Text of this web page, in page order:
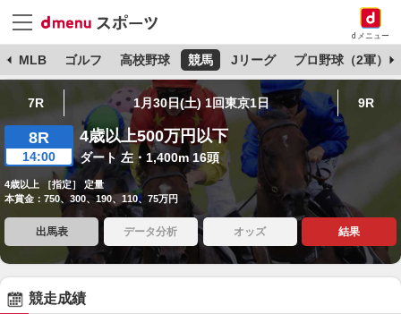
dメニュー
MLB ゴルフ 高校野球 競馬 Jリーグ プロ野球（2軍）
7R 1月30日(土) 1回東京1日 9R
8R
14:00
4歳以上500万円以下
ダート 左・1,400m 16頭
4歳以上 ［指定］ 定量
本賞金：750、300、190、110、75万円
出馬表 データ分析 オッズ 結果
競走成績